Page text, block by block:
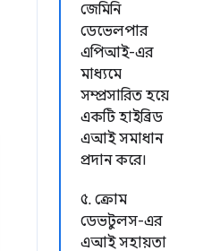
জেমিনি
ডেভেলপার
এপিআই-এর
মাধ্যমে
সম্প্রসারিত হয়ে
একটি হাইব্রিড
এআই সমাধান
প্রদান করে।
৫. ক্রোম
ডেভটুলস-এর
এআই সহায়তা